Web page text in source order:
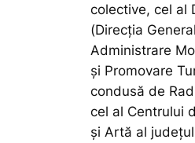
colective, cel al
(Direcția
Administrare
și Promovare
condusă de
cel al Centrului
și Artă al